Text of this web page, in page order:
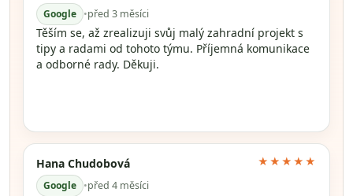
Google •před 3 měsíci
Těším se, až zrealizuji svůj malý zahradní projekt s
tipy a radami od tohoto týmu. Příjemná komunikace
a odborné rady. Děkuji.
Hana Chudobová
Google •před 4 měsíci
★★★★★